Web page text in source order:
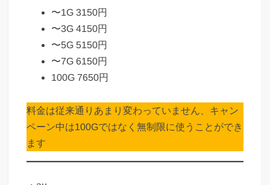
〜1G 3150円
〜3G 4150円
〜5G 5150円
〜7G 6150円
100G 7650円
料金は従来通りあまり変わっていません、キャン
ペーン中は100Gではなく無制限に使うことができ
ます